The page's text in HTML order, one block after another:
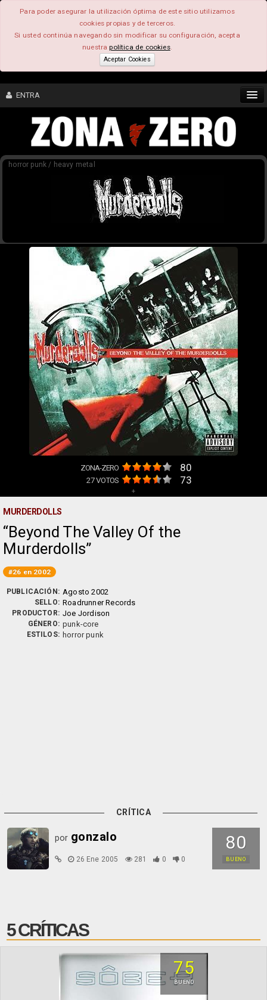
Para poder asegurar la utilización óptima de este sitio utilizamos
cookies propias y de terceros.
Si usted continúa navegando sin modificar su configuración, acepta
nuestrapolítica de cookies.
Aceptar Cookies
ENTRA
CONTENIDO
COMUNIDAD
horror punk / heavy metal
ZONA-ZERO 80
27VOTOS 73
+
MURDERDOLLS
Beyond The Valley Of the
Murderdolls
#26 en 2002
PUBLICACIÓN: Agosto 2002
SELLO: Roadrunner Records
PRODUCTOR: Joe Jordison
GÉNERO: punk-core
ESTILOS: horror punk
CRÍTICA
80
BUENO
por gonzalo
26 Ene 2005 281 0 0
5 CRÍTICAS
75
BUENO